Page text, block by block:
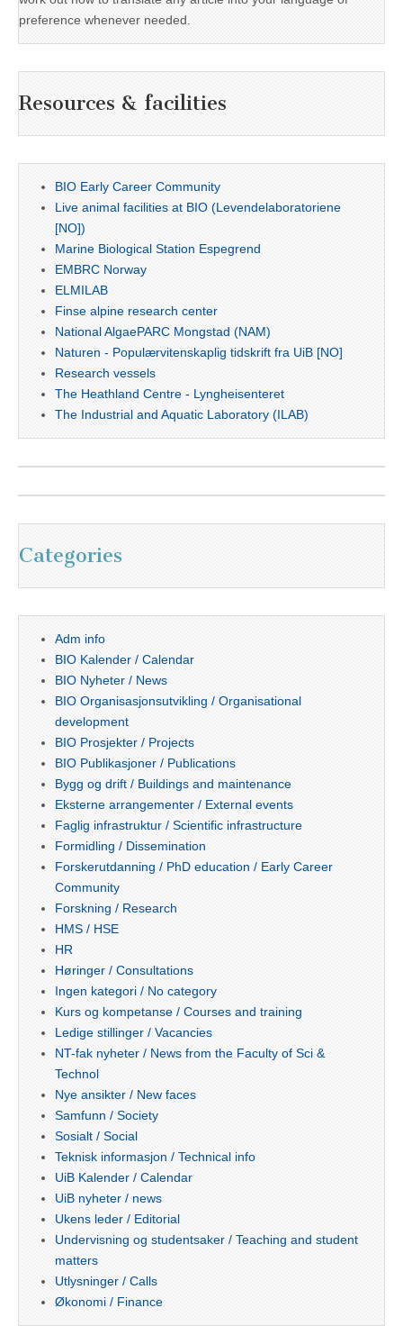
preference whenever needed.
Resources & facilities
BIO Early Career Community
Live animal facilities at BIO (Levendelaboratoriene
[NO])
Marine Biological Station Espegrend
EMBRC Norway
ELMILAB
Finse alpine research center
National AlgaePARC Mongstad (NAM)
Naturen - Populærvitenskaplig tidskrift fra UiB [NO]
Research vessels
The Heathland Centre - Lyngheisenteret
The Industrial and Aquatic Laboratory (ILAB)
Categories
Adm info
BIO Kalender / Calendar
BIO Nyheter / News
BIO Organisasjonsutvikling / Organisational
development
BIO Prosjekter / Projects
BIO Publikasjoner / Publications
Bygg og drift / Buildings and maintenance
Eksterne arrangementer / External events
Faglig infrastruktur / Scientific infrastructure
Formidling / Dissemination
Forskerutdanning / PhD education / Early Career
Community
Forskning / Research
HMS / HSE
HR
Høringer / Consultations
Ingen kategori / No category
Kurs og kompetanse / Courses and training
Ledige stillinger / Vacancies
NT-fak nyheter / News from the Faculty of Sci &
Technol
Nye ansikter / New faces
Samfunn / Society
Sosialt / Social
Teknisk informasjon / Technical info
UiB Kalender / Calendar
UiB nyheter / news
Ukens leder / Editorial
Undervisning og studentsaker / Teaching and student
matters
Utlysninger / Calls
Økonomi / Finance